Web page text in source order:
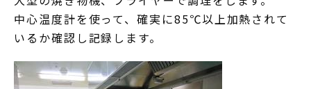
中心温度計を使って、確実に85℃以上加熱されて
いるか確認し記録します。